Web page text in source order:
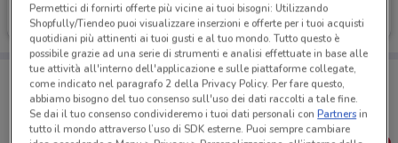
Scade il 31/01
Porta DoveConviene sempre con te!
Puoi trovare le migliori offerte dei negozi vicino a te,
salvarle e creare la tua lista del risparmio, comodamente
dal tuo cellulare.
Permettici di fornirti offerte più vicine ai tuoi bisogni: Utilizzando
Shopfully/Tiendeo puoi visualizzare inserzioni e offerte per i tuoi acquisti
quotidiani più attinenti ai tuoi gusti e al tuo mondo. Tutto questo è
possibile grazie ad una serie di strumenti e analisi effettuate in base alle
tue attività all'interno dell'applicazione e sulle piattaforme collegate,
come indicato nel paragrafo 2 della Privacy Policy. Per fare questo,
abbiamo bisogno del tuo consenso sull'uso dei dati raccolti a tale fine.
Se dai il tuo consenso condivideremo i tuoi dati personali conPartnersin
tutto il mondo attraverso l’uso di SDK esterne. Puoi sempre cambiare